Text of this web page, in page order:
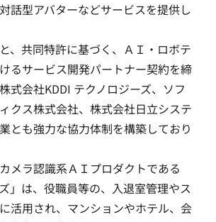
話型アバターなどサービスを提供し
、共同特許に基づく、ＡＩ・ロボテ
るサービス開発パートナー契約を締
式会社KDDI テクノロジーズ、ソフ
クス株式会社、株式会社日立システ
とも強力な協力体制を構築しており
メラ認識系ＡＩプロダクトである
」は、役職員等の、入退室管理やス
活用され、マンションやホテル、会